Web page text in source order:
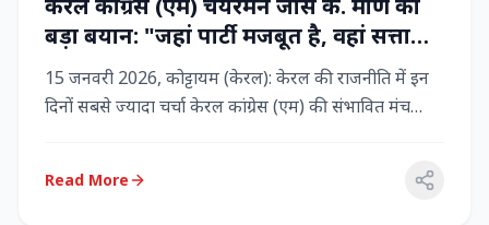
बड़ा बयान: "जहां पार्टी मजबूत है, वहां सत्ता
बनी रहेगी" – LDF के साथ बने रहने पर जोर
15 जनवरी 2026, कोट्टायम (केरल): केरल की राजनीति में इन
दिनों सबसे ज्यादा चर्चा केरल कांग्रेस (एम) की संभावित मंच
Read More